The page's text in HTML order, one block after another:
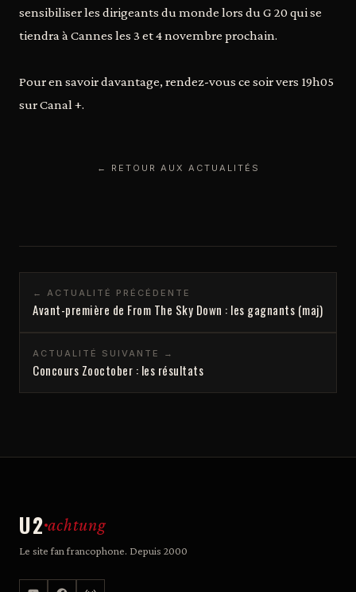
sensibiliser les dirigeants du monde lors du G 20 qui se
tiendra à Cannes les 3 et 4 novembre prochain.
Pour en savoir davantage, rendez-vous ce soir vers 19h05
sur Canal +.
← RETOUR AUX ACTUALITÉS
← ACTUALITÉ PRÉCÉDENTE
Avant-première de From The Sky Down : les gagnants (maj)
ACTUALITÉ SUIVANTE →
Concours Zooctober : les résultats
U2 achtung
Le site fan francophone. Depuis 2000